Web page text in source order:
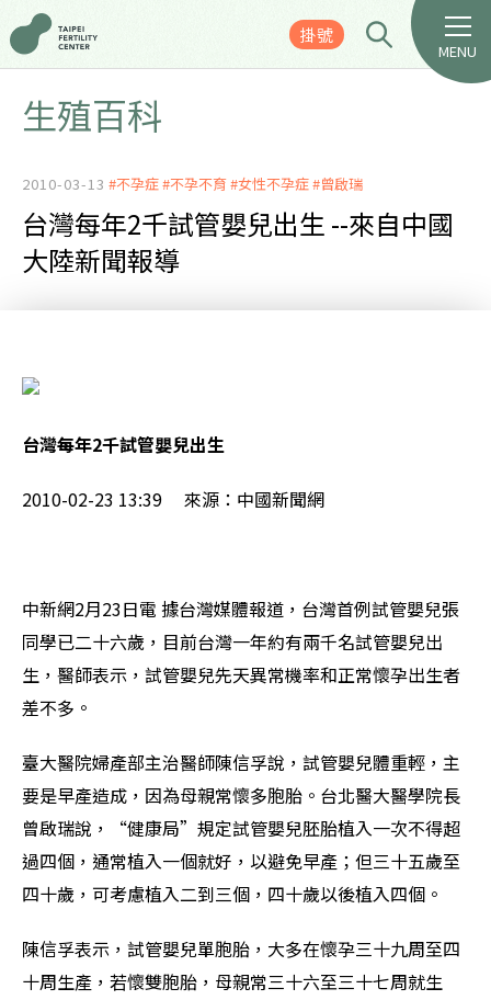
掛號
MENU
生殖百科
2010-03-13 #不孕症#不孕不育#女性不孕症#曾啟瑞
台灣每年2千試管嬰兒出生 --來自中國
大陸新聞報導
台灣每年2千試管嬰兒出生
2010-02-23 13:39 來源：中國新聞網
中新網2月23日電 據台灣媒體報道，台灣首例試管嬰兒張
同學已二十六歲，目前台灣一年約有兩千名試管嬰兒出
生，醫師表示，試管嬰兒先天異常機率和正常懷孕出生者
差不多。
臺大醫院婦產部主治醫師陳信孚說，試管嬰兒體重輕，主
要是早產造成，因為母親常懷多胞胎。台北醫大醫學院長
曾啟瑞說，“健康局”規定試管嬰兒胚胎植入一次不得超
過四個，通常植入一個就好，以避免早產；但三十五歲至
四十歲，可考慮植入二到三個，四十歲以後植入四個。
陳信孚表示，試管嬰兒單胞胎，大多在懷孕三十九周至四
十周生產，若懷雙胞胎，母親常三十六至三十七周就生